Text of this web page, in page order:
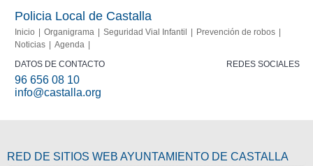
Policia Local de Castalla
Inicio Organigrama Seguridad Vial Infantil
Prevención de robos
Noticias
Agenda
DATOS DE CONTACTO
96 656 08 10
info@castalla.org
REDES SOCIALES
RED DE SITIOS WEB AYUNTAMIENTO DE CASTALLA